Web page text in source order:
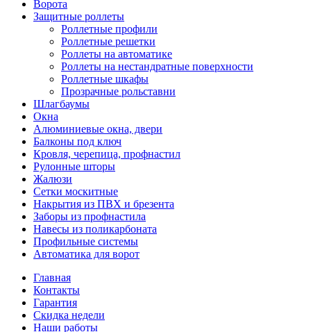
Ворота
Защитные роллеты
Роллетные профили
Роллетные решетки
Роллеты на автоматике
Роллеты на нестандратные поверхности
Роллетные шкафы
Прозрачные рольставни
Шлагбаумы
Окна
Алюминиевые окна, двери
Балконы под ключ
Кровля, черепица, профнастил
Рулонные шторы
Жалюзи
Сетки москитные
Накрытия из ПВХ и брезента
Заборы из профнастила
Навесы из поликарбоната
Профильные системы
Автоматика для ворот
Главная
Контакты
Гарантия
Скидка недели
Наши работы